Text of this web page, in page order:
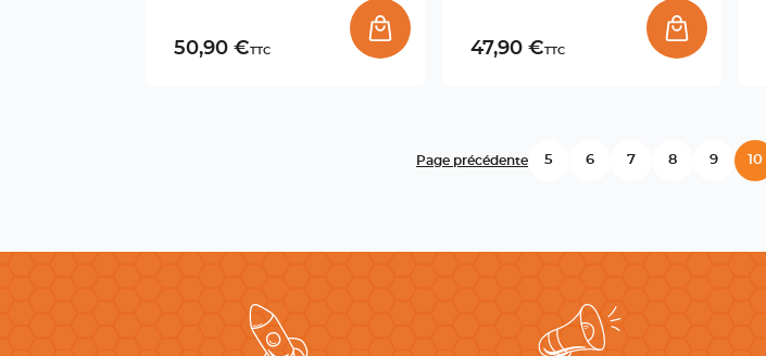
50,90 €TTC 47,90 €TTC
Page précédente 5 6 7 8 9 10